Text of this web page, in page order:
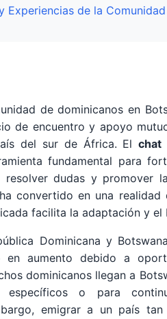
Experiencias de la Comunidad
de dominicanos en
de encuentro y apoyo
del sur de África. Elchat
fundamental para
resolver dudas y promover
convertido en una
facilita la adaptación y el
Dominicana y
aumento debido a
dominicanos llegan a
específicos o para
emigrar a un país